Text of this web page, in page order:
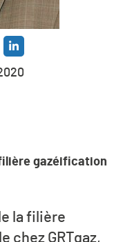
gazéification
la filière
chez GRTgaz,